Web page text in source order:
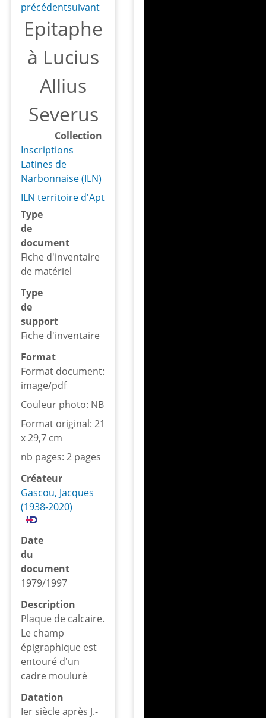
précédentsuivant
Epitaphe
à Lucius
Allius
Severus
Collection
Inscriptions
Latines de
Narbonnaise (ILN)
ILN territoire d'Apt
Type
de
document
Fiche d'inventaire
de matériel
Type
de
support
Fiche d'inventaire
Format
Format document:
image/pdf
Couleur photo: NB
Format original: 21
x 29,7 cm
nb pages: 2 pages
Créateur
Gascou, Jacques
(1938-2020)
Date
du
document
1979/1997
Description
Plaque de calcaire.
Le champ
épigraphique est
entouré d'un
cadre mouluré
Datation
Ier siècle après J.-